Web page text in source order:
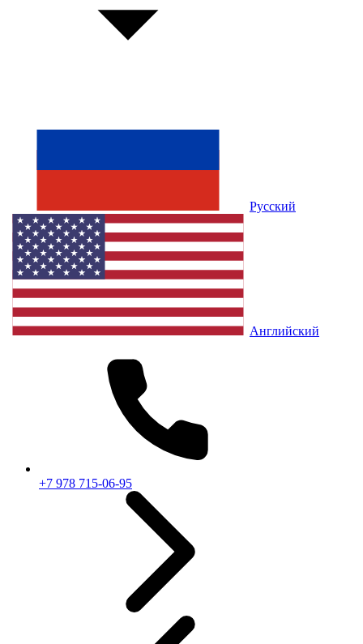
Русский
Английский
+7 978 715-06-95